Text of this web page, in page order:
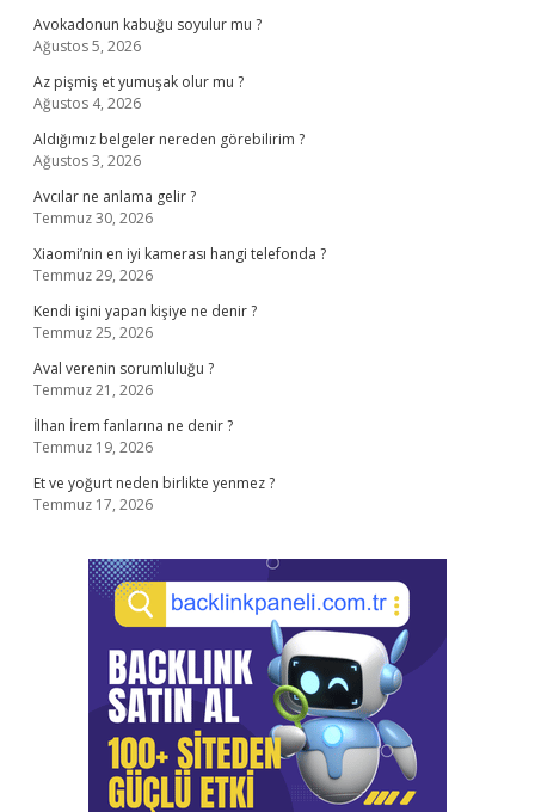
Avokadonun kabuğu soyulur mu ?
Ağustos 5, 2026
Az pişmiş et yumuşak olur mu ?
Ağustos 4, 2026
Aldığımız belgeler nereden görebilirim ?
Ağustos 3, 2026
Avcılar ne anlama gelir ?
Temmuz 30, 2026
Xiaomi’nin en iyi kamerası hangi telefonda ?
Temmuz 29, 2026
Kendi işini yapan kişiye ne denir ?
Temmuz 25, 2026
Aval verenin sorumluluğu ?
Temmuz 21, 2026
İlhan İrem fanlarına ne denir ?
Temmuz 19, 2026
Et ve yoğurt neden birlikte yenmez ?
Temmuz 17, 2026